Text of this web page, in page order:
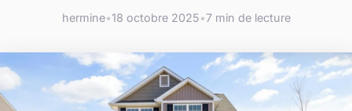
hermine•18 octobre 2025•7 min de lecture